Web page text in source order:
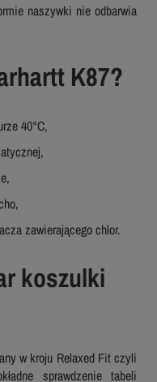
naszywki nie odbarwia
K87?
40°C,
zawierającego chlor.
koszulki
w kroju Relaxed Fit czyli
sprawdzenie tabeli